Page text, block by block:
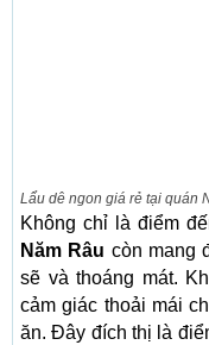
Lẩu dê ngon giá rẻ tại quán
Không chỉ là điểm
Năm Râu còn mang
sẽ và thoáng mát.
cảm giác thoải mái
ăn. Đây đích thị là